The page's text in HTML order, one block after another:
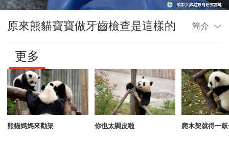
原來熊貓寶寶做牙齒檢查是這樣的 簡介
更多
熊貓媽媽來勸架 你也太調皮啦 爬木架就得一